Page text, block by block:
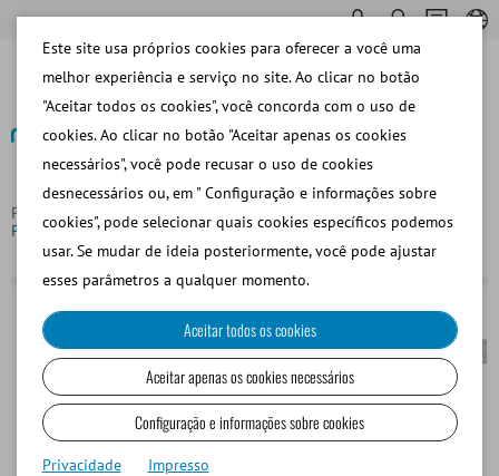
Página principal Porcino
Inseminación y Diagnóstico
ProFit Foamtip Safelock, 25/bolsa
Voltar
Este site usa próprios cookies para oferecer a você uma
melhor experiência e serviço no site. Ao clicar no botão
"Aceitar todos os cookies", você concorda com o uso de
cookies. Ao clicar no botão "Aceitar apenas os cookies
necessários", você pode recusar o uso de cookies
desnecessários ou, em " Configuração e informações sobre
cookies", pode selecionar quais cookies específicos podemos
usar. Se mudar de ideia posteriormente, você pode ajustar
esses parâmetros a qualquer momento.
Aceitar todos os cookies
Aceitar apenas os cookies necessários
Configuração e informações sobre cookies
Privacidade Impresso